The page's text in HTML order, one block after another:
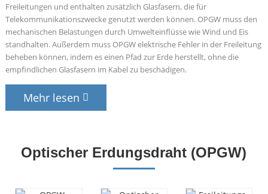
Freileitungen und enthalten zusätzlich Glasfasern, die für
Telekommunikationszwecke genutzt werden können. OPGW muss den
mechanischen Belastungen durch Umwelteinflüsse wie Wind und Eis
standhalten. Außerdem muss OPGW elektrische Fehler in der Freileitung
beheben können, indem es einen Pfad zur Erde herstellt, ohne die
empfindlichen Glasfasern im Kabel zu beschädigen.
Mehr lesen
Optischer Erdungsdraht (OPGW)